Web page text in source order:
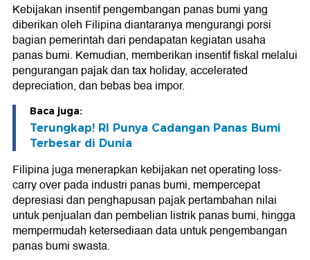
Kebijakan insentif pengembangan panas bumi yang
diberikan oleh Filipina diantaranya mengurangi porsi
bagian pemerintah dari pendapatan kegiatan usaha
panas bumi. Kemudian, memberikan insentif fiskal melalui
pengurangan pajak dan tax holiday, accelerated
depreciation, dan bebas bea impor.
Baca juga:
Terungkap! RI Punya Cadangan Panas Bumi
Terbesar di Dunia
Filipina juga menerapkan kebijakan net operating loss-
carry over pada industri panas bumi, mempercepat
depresiasi dan penghapusan pajak pertambahan nilai
untuk penjualan dan pembelian listrik panas bumi, hingga
mempermudah ketersediaan data untuk pengembangan
panas bumi swasta.